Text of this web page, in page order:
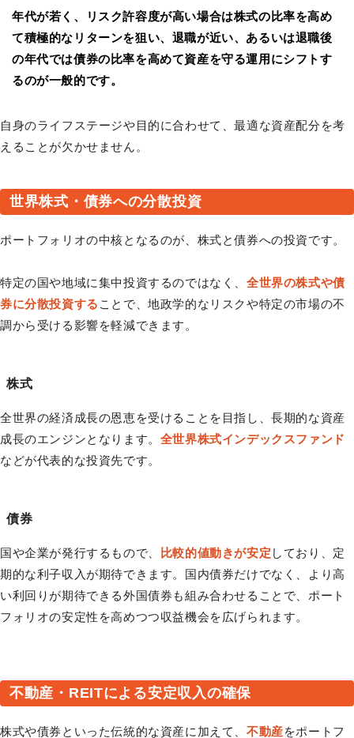
年代が若く、リスク許容度が高い場合は株式の比率を高め
て積極的なリターンを狙い、退職が近い、あるいは退職後
の年代では債券の比率を高めて資産を守る運用にシフトす
るのが一般的です。
自身のライフステージや目的に合わせて、最適な資産配分を考
えることが欠かせません。
世界株式・債券への分散投資
ポートフォリオの中核となるのが、株式と債券への投資です。
特定の国や地域に集中投資するのではなく、 全世界の株式や債
券に分散投資する ことで、地政学的なリスクや特定の市場の不
調から受ける影響を軽減できます。
株式
全世界の経済成長の恩恵を受けることを目指し、長期的な資産
成長のエンジンとなります。 全世界株式インデックスファンド
などが代表的な投資先です。
債券
国や企業が発行するもので、 比較的値動きが安定 しており、定
期的な利子収入が期待できます。国内債券だけでなく、より高
い利回りが期待できる外国債券も組み合わせることで、ポート
フォリオの安定性を高めつつ収益機会を広げられます。
不動産・REITによる安定収入の確保
株式や債券といった伝統的な資産に加えて、 不動産をポートフ